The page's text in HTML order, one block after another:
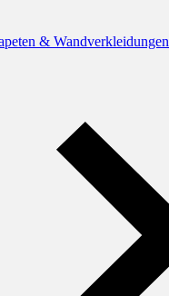
& Wandverkleidungen